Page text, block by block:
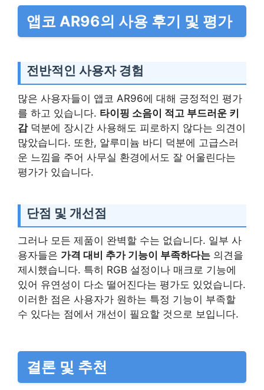
앱코 AR96의 사용 후기 및 평가
전반적인 사용자 경험
많은 사용자들이 앱코 AR96에 대해 긍정적인 평가
를 하고 있습니다. 타이핑 소음이 적고 부드러운 키
감덕분에 장시간 사용해도 피로하지 않다는 의견이
많았습니다. 또한, 알루미늄 바디 덕분에 고급스러
운 느낌을 주어 사무실 환경에서도 잘 어울린다는
평가가 있습니다.
단점 및 개선점
그러나 모든 제품이 완벽할 수는 없습니다. 일부 사
용자들은 가격 대비 추가 기능이 부족하다는 의견을
제시했습니다. 특히 RGB 설정이나 매크로 기능에
있어 유연성이 다소 떨어진다는 평가도 있었습니다.
이러한 점은 사용자가 원하는 특정 기능이 부족할
수 있다는 점에서 개선이 필요할 것으로 보입니다.
결론 및 추천